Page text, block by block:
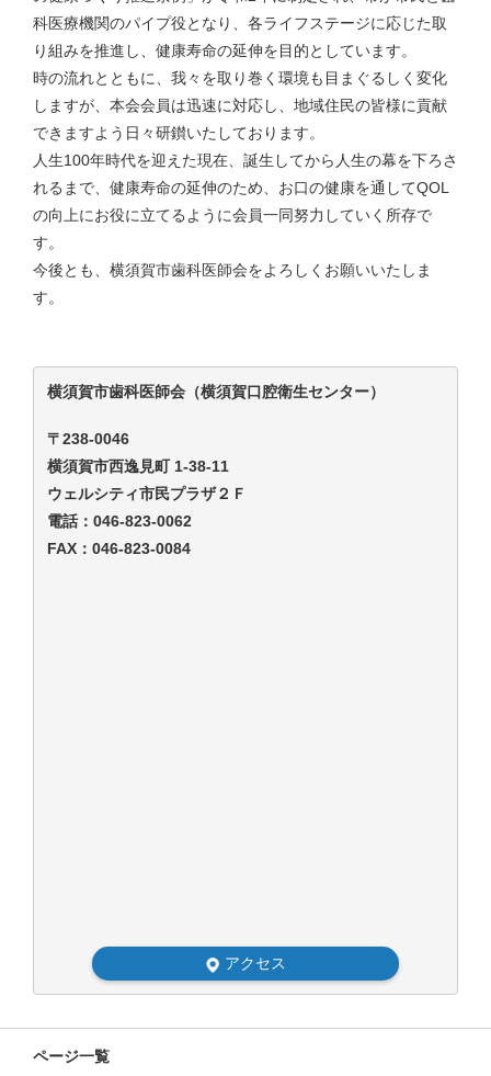
科医療機関のパイプ役となり、各ライフステージに応じた取
り組みを推進し、健康寿命の延伸を目的としています。
時の流れとともに、我々を取り巻く環境も目まぐるしく変化
しますが、本会会員は迅速に対応し、地域住民の皆様に貢献
できますよう日々研鑚いたしております。
人生100年時代を迎えた現在、誕生してから人生の幕を下ろさ
れるまで、健康寿命の延伸のため、お口の健康を通してQOL
の向上にお役に立てるように会員一同努力していく所存で
す。
今後とも、横須賀市歯科医師会をよろしくお願いいたしま
す。
横須賀市歯科医師会（横須賀口腔衛生センター）
〒238-0046
横須賀市西逸見町 1-38-11
ウェルシティ市民プラザ２Ｆ
電話： 046-823-0062
FAX：046-823-0084
アクセス
ページ一覧